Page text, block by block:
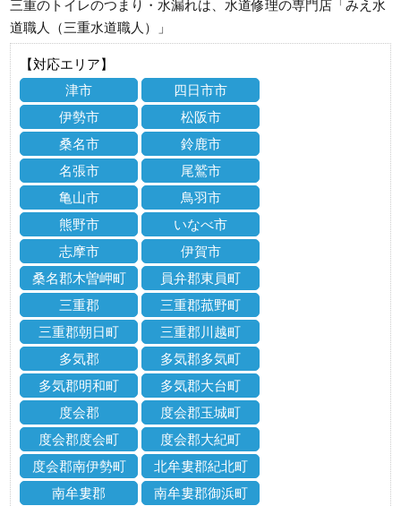
三重のトイレのつまり・水漏れは、水道修理の専門店「みえ水
道職人（三重水道職人）」
【対応エリア】
津市
四日市市
伊勢市
松阪市
桑名市
鈴鹿市
名張市
尾鷲市
亀山市
鳥羽市
熊野市
いなべ市
志摩市
伊賀市
桑名郡木曽岬町
員弁郡東員町
三重郡
三重郡菰野町
三重郡朝日町
三重郡川越町
多気郡
多気郡多気町
多気郡明和町
多気郡大台町
度会郡
度会郡玉城町
度会郡度会町
度会郡大紀町
度会郡南伊勢町
北牟婁郡紀北町
南牟婁郡
南牟婁郡御浜町